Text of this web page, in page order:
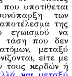
που υποτίθεται
των
της
εγωισμού να
τάση που δεν
μεταξύ
είτε με
τους κερδών ή